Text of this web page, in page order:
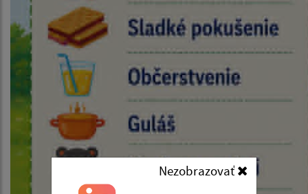
Nezobrazovať